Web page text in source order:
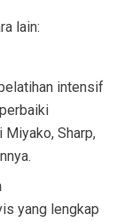
lain:
intensif
Sharp,
yang lengkap